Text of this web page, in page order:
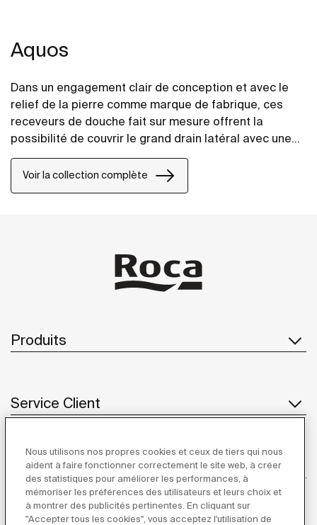
Aquos
Dans un engagement clair de conception et avec le
relief de la pierre comme marque de fabrique, ces
receveurs de douche fait sur mesure offrent la
possibilité de couvrir le grand drain latéral avec une
grille d'acier inoxydable ou avec un cache vidage
fabriqué en STONEX®, de la même finition que le
receveur de douche.
Voir la collection complète
Produits
Service Client
À propos de Roca
Nous utilisons nos propres cookies et ceux de tiers qui nous
aident à faire fonctionner correctement le site web, à créer
des statistiques pour améliorer les performances, à
mémoriser les préférences des utilisateurs et leurs choix et
à montrer des publicités pertinentes. En cliquant sur
"Accepter tous les cookies", vous acceptez l'utilisation de